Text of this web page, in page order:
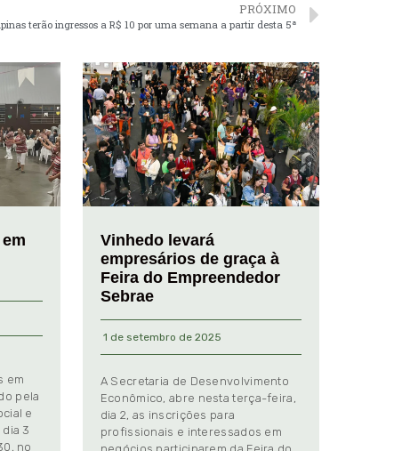
PRÓXIMO
terão ingressos a R$ 10 por uma semana a partir desta 5ª
em
pela
e
3
no
Vinhedo levará
empresários de graça à
Feira do Empreendedor
Sebrae
1 de setembro de 2025
A Secretaria de Desenvolvimento
Econômico, abre nesta terça-feira,
dia 2, as inscrições para
profissionais e interessados em